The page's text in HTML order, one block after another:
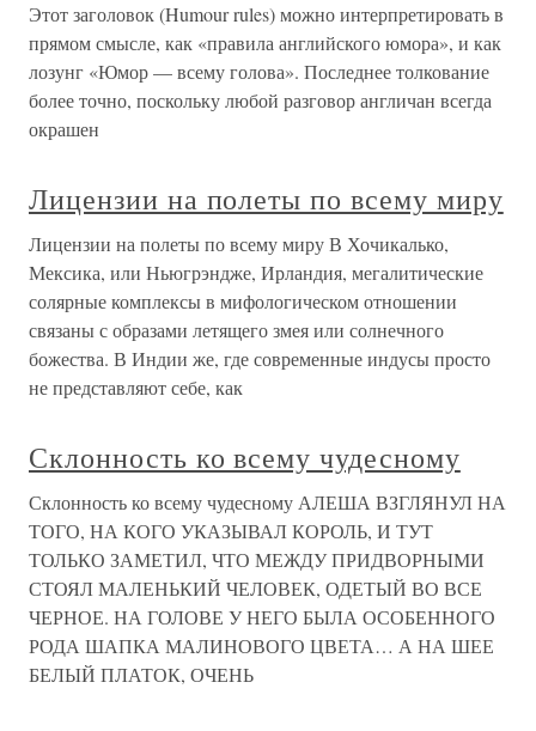
Этот заголовок (Humour rules) можно интерпретировать в
прямом смысле, как «правила английского юмора», и как
лозунг «Юмор — всему голова». Последнее толкование
более точно, поскольку любой разговор англичан всегда
окрашен
Лицензии на полеты по всему миру
Лицензии на полеты по всему миру В Хочикалько,
Мексика, или Ньюгрэндже, Ирландия, мегалитические
солярные комплексы в мифологическом отношении
связаны с образами летящего змея или солнечного
божества. В Индии же, где современные индусы просто
не представляют себе, как
Склонность ко всему чудесному
Склонность ко всему чудесному АЛЕША ВЗГЛЯНУЛ НА
ТОГО, НА КОГО УКАЗЫВАЛ КОРОЛЬ, И ТУТ
ТОЛЬКО ЗАМЕТИЛ, ЧТО МЕЖДУ ПРИДВОРНЫМИ
СТОЯЛ МАЛЕНЬКИЙ ЧЕЛОВЕК, ОДЕТЫЙ ВО ВСЕ
ЧЕРНОЕ. НА ГОЛОВЕ У НЕГО БЫЛА ОСОБЕННОГО
РОДА ШАПКА МАЛИНОВОГО ЦВЕТА… А НА ШЕЕ
БЕЛЫЙ ПЛАТОК, ОЧЕНЬ